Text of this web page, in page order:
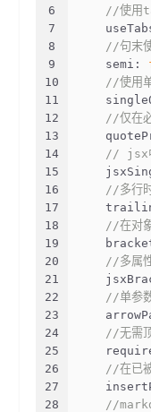
6
7
8
9
10
11
12
13
14
15
16
17
18
19
20
21
22
23
24
25
26
27
28
//使用
//句末
semi :
//使用
//仅在
// jsx
//多行
//在对
//多属
//单参
//无需
//在已
//